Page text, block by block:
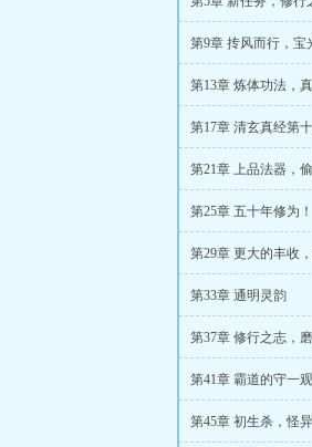
第9章 抟风而行，宝
第13章 炼体功法，
第17章 清玄真经第
第21章 上品法器，
第25章 五十年修为！
第29章 更大的丰收
第33章 通明灵韵
第37章 修行之志，
第41章 霸道的守一观
第45章 初生杀，怪